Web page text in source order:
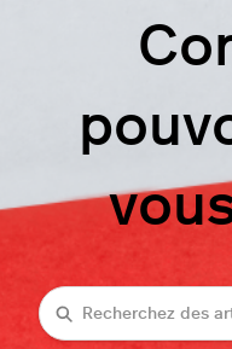
Recherche